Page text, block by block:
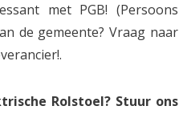
met PGB! (Persoons
de gemeente? Vraag naar
Rolstoel? Stuur ons